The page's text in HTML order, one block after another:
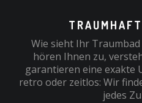
Wie sieht Ihr
hören Ihnen zu,
garantieren eine exakte
retro oder zeitlos: Wir
jedes